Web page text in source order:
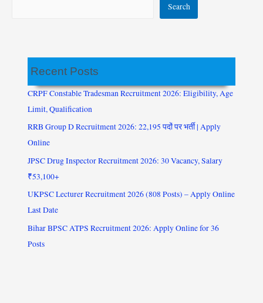
Search
Recent Posts
CRPF Constable Tradesman Recruitment 2026: Eligibility, Age
Limit, Qualification
RRB Group D Recruitment 2026: 22,195 पदों पर भर्ती | Apply
Online
JPSC Drug Inspector Recruitment 2026: 30 Vacancy, Salary
₹53,100+
UKPSC Lecturer Recruitment 2026 (808 Posts) – Apply Online
Last Date
Bihar BPSC ATPS Recruitment 2026: Apply Online for 36
Posts